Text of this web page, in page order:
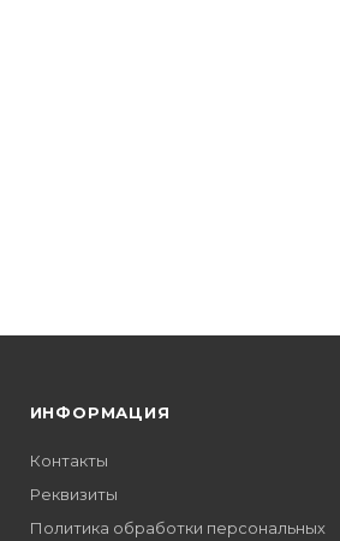
ИНФОРМАЦИЯ
Контакты
Реквизиты
Политика обработки персональных